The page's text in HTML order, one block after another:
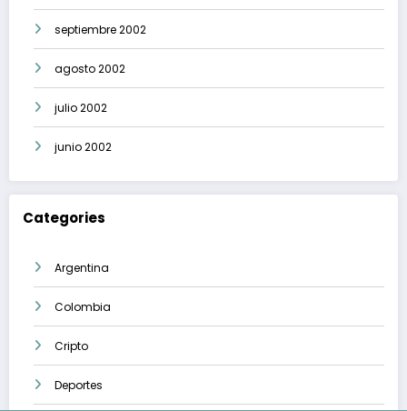
septiembre 2002
agosto 2002
julio 2002
junio 2002
Categories
Argentina
Colombia
Cripto
Deportes